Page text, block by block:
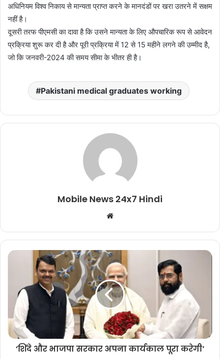
अधिनियम विश्व निकाय से मान्यता प्राप्त करने के मानदंडों पर खरा उतरने में सक्षम
नहीं है।
दूसरी तरफ पीएमसी का दावा है कि उसने मान्यता के लिए औपचारिक रूप से आवेदन
प्रक्रिया शुरू कर दी है और पूरी प्रक्रिया में 12 से 15 महीने लगने की उम्मीद है,
जो कि जनवरी-2024 की समय सीमा के भीतर ही है।
Pakistani medical graduates working
Mobile News 24x7 Hindi
Website
‘शिंदे और भाजपा सरकार अपना कार्यकाल पूरा करेगी’